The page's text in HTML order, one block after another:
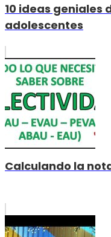
10 ideas geniales
adolescentes
Calculando la